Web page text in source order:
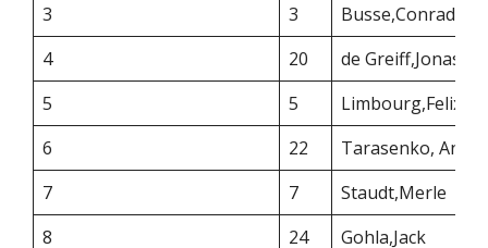
3
3
Busse,Conrad
4
20
de Greiff,Jonas
5
5
Limbourg,Felix
6
22
Tarasenko, Anton
7
7
Staudt,Merle
8
24
Gohla,Jack